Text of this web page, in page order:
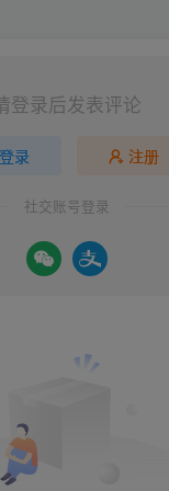
登录后发表评论
登录 注册
社交账号登录